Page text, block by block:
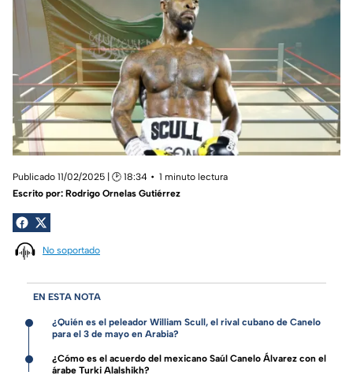
Publicado 11/02/2025 | 🕑 18:34
1 minuto lectura
Escrito por: Rodrigo Ornelas Gutiérrez
No soportado
EN ESTA NOTA
¿Quién es el peleador William Scull, el rival cubano de Canelo
para el 3 de mayo en Arabia?
¿Cómo es el acuerdo del mexicano Saúl Canelo Álvarez con el
árabe Turki Alalshikh?